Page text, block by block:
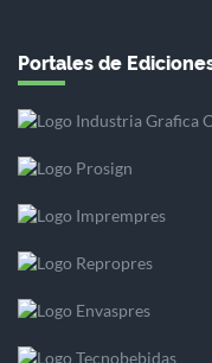
Portales de